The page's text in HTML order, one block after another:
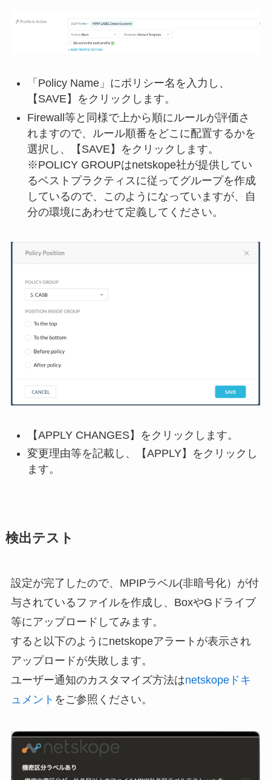
「Policy Name」にポリシー名を入力し、
【SAVE】をクリックします。
Firewall等と同様で上から順にルールが評価さ
れますので、ルール順番をどこに配置するかを
選択し、【SAVE】をクリックします。
※POLICY GROUPはnetskope社が提供してい
るベストプラクティスに従ってグループを作成
しているので、このようになっていますが、自
分の環境にあわせて定義してください。
【APPLY CHANGES】をクリックします。
変更理由等を記載し、【APPLY】をクリックし
ます。
検出テスト
設定が完了したので、MPIPラベル(非暗号化）が付
与されているファイルを作成し、BoxやGドライブ
等にアップロードしてみます。
すると以下のようにnetskopeアラートが表示され
アップロードが失敗します。
ユーザー通知のカスタマイズ方法はnetskopeドキ
ュメント をご参照ください。